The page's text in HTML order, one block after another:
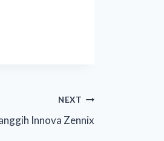
NEXT
Innova Zennix